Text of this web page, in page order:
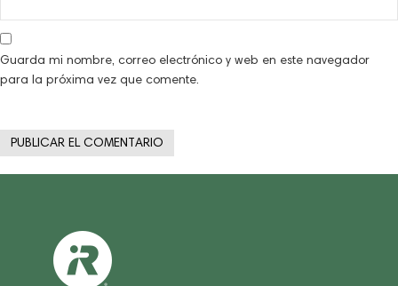
Guarda mi nombre, correo electrónico y web en este navegador
para la próxima vez que comente.